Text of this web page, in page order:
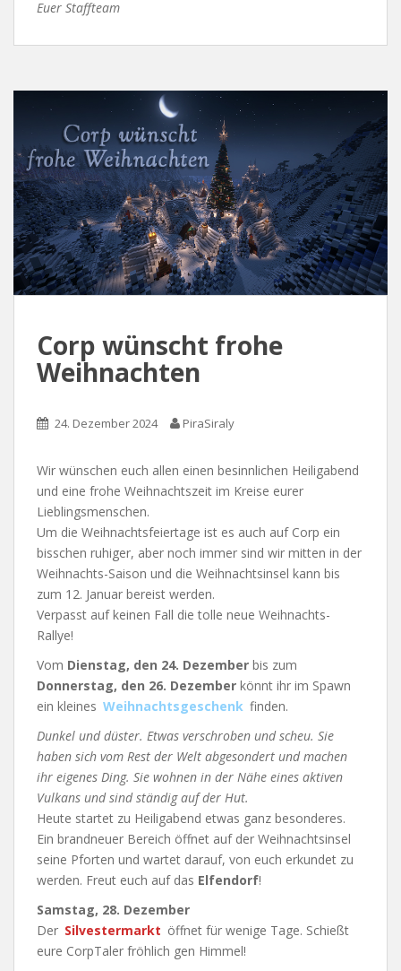
Euer Staffteam
Corp wünscht frohe
Weihnachten
24. Dezember 2024 PiraSiraly
Wir wünschen euch allen einen besinnlichen Heiligabend
und eine frohe Weihnachtszeit im Kreise eurer
Lieblingsmenschen.
Um die Weihnachtsfeiertage ist es auch auf Corp ein
bisschen ruhiger, aber noch immer sind wir mitten in der
Weihnachts-Saison und die Weihnachtsinsel kann bis
zum 12. Januar bereist werden.
Verpasst auf keinen Fall die tolle neue Weihnachts-
Rallye!
Vom Dienstag, den 24. Dezember bis zum
Donnerstag, den 26. Dezember könnt ihr im Spawn
ein kleines Weihnachtsgeschenk finden.
Dunkel und düster. Etwas verschroben und scheu. Sie
haben sich vom Rest der Welt abgesondert und machen
ihr eigenes Ding. Sie wohnen in der Nähe eines aktiven
Vulkans und sind ständig auf der Hut.
Heute startet zu Heiligabend etwas ganz besonderes.
Ein brandneuer Bereich öffnet auf der Weihnachtsinsel
seine Pforten und wartet darauf, von euch erkundet zu
werden. Freut euch auf das Elfendorf!
Samstag, 28. Dezember
Der Silvestermarkt öffnet für wenige Tage. Schießt
eure CorpTaler fröhlich gen Himmel!